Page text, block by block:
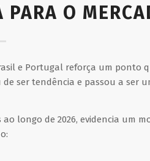
O
e Portugal reforça um ponto
ser tendência e passou a ser
longo de 2026, evidencia um